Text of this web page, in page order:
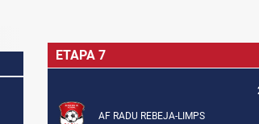
ETAPA 7
AF RADU REBEJA-LIMPS